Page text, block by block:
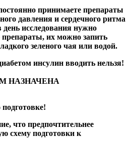
принимаете препараты
давления и сердечного ритма
исследования нужно
их можно запить
зеленого чая или водой.
инсулин вводить нельзя!
НАЗНАЧЕНА
что предпочтительнее
схему подготовки к